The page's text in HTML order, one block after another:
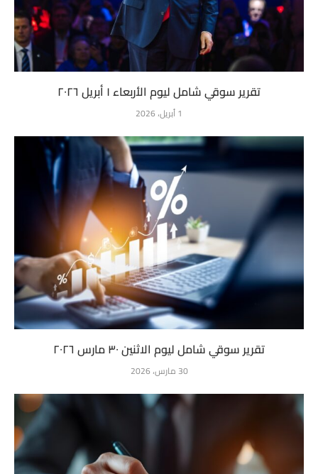
تقرير سوقي شامل ليوم الأربعاء ١ أبريل ٢٠٢٦
1 أبريل، 2026
تقرير سوقي شامل ليوم الاثنين ٣٠ مارس ٢٠٢٦
30 مارس، 2026